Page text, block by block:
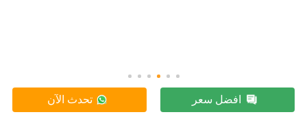
افضل سعر تحدث الآن